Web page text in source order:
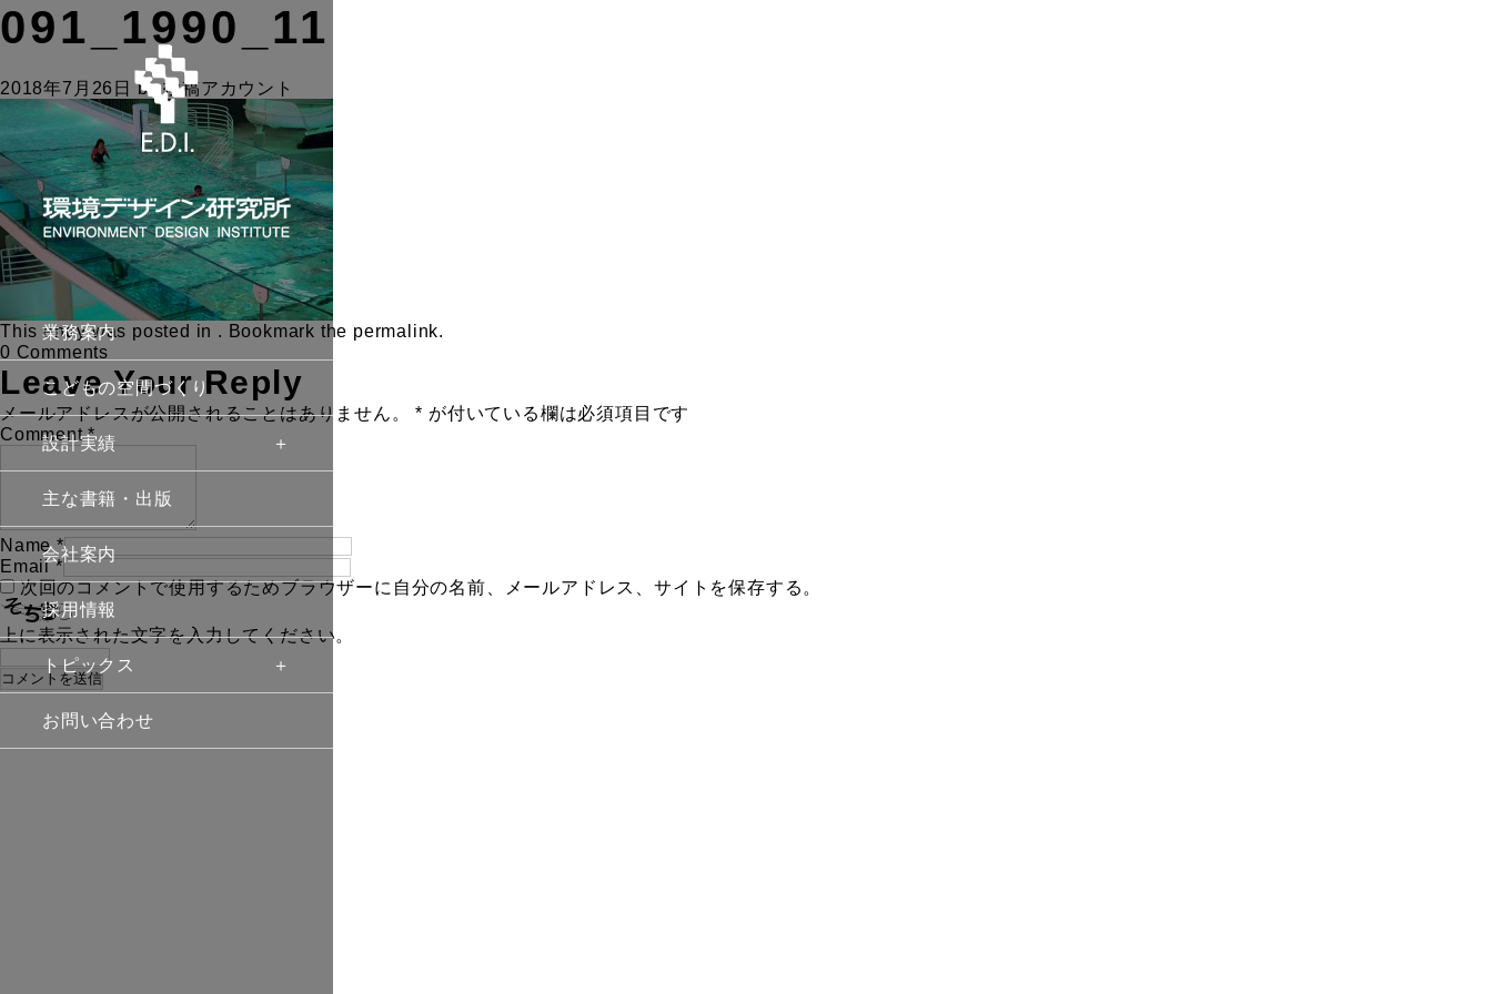
業務案内
こどもの空間づくり
設計実績
主な書籍・出版
会社案内
採用情報
トピックス
お問い合わせ
091_1990_11
2018年7月26日 by投稿アカウント
This entry was posted in . Bookmark the permalink.
0 Comments
Leave Your Reply
メールアドレスが公開されることはありません。 * が付いている欄は必須項目です
Comment *
Name *
Email *
次回のコメントで使用するためブラウザーに自分の名前、メールアドレス、サイトを保存する。
上に表示された文字を入力してください。